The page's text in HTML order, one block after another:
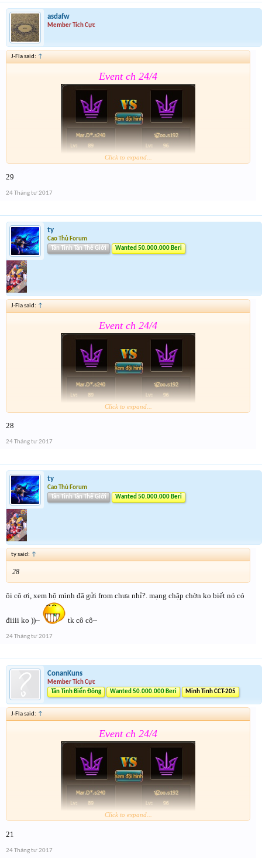
asdafw
Member Tích Cực
J-Fla said: ↑
Event ch 24/4
Click to expand...
29
24 Tháng tư 2017
ty
Cao Thủ Forum
Tân Tinh Tân Thế Giới
Wanted 50.000.000 Beri
J-Fla said: ↑
Event ch 24/4
Click to expand...
28
24 Tháng tư 2017
ty
Cao Thủ Forum
Tân Tinh Tân Thế Giới
Wanted 50.000.000 Beri
ty said: ↑
28
ôi cô ơi, xem hộ mình đã gửi from chưa nhỉ?. mạng chập chờn ko biết nó có
điiii ko ))~ tk cô cô~
24 Tháng tư 2017
ConanKuns
Member Tích Cực
Tân Tinh Biển Đông
Wanted 50.000.000 Beri Minh Tinh CCT-205
J-Fla said: ↑
Event ch 24/4
Click to expand...
21
24 Tháng tư 2017